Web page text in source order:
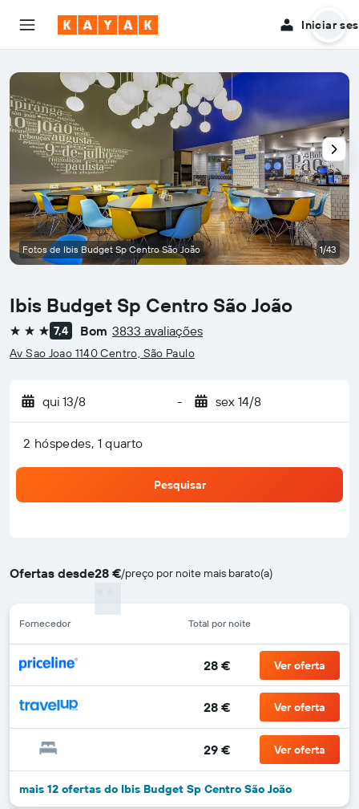
Iniciar
Ibis Budget Sp Centro São João
3 estrelas7,4 Bom 3833 avaliações
Av Sao Joao 1140 Centro, São Paulo
qui 13/8 - sex 14/8
2 hóspedes, 1 quarto
Pesquisar
Ofertas desde28 €/preço por noite mais barato(a)
Fornecedor Total por noite
28 € Ver oferta
28 € Ver oferta
29 € Ver oferta
mais 12 ofertas do Ibis Budget Sp Centro São João
Fotos de Ibis Budget Sp Centro São João 1/43